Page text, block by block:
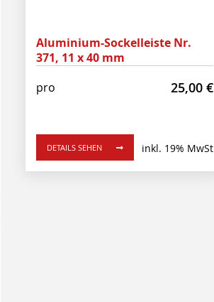
Aluminium-Sockelleiste Nr.
371, 11 x 40 mm
pro
25,00 €
DETAILS SEHEN inkl. 19% MwSt